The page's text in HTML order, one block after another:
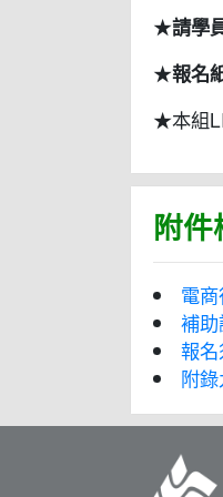
★請學
★報名
★本組
附件
電
補
報
附